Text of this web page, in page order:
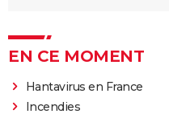
EN CE MOMENT
Hantavirus en France
Incendies